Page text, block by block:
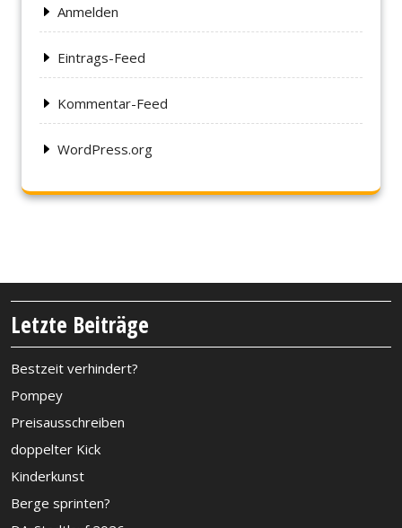
Anmelden
Eintrags-Feed
Kommentar-Feed
WordPress.org
Letzte Beiträge
Bestzeit verhindert?
Pompey
Preisausschreiben
doppelter Kick
Kinderkunst
Berge sprinten?